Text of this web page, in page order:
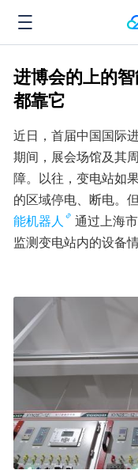
进博会的上的
都靠它
近日，首届中国国际
期间，展会场馆及其
障。以往，变电站如
的区域停电、断电。
能机器人
通过上海
监测变电站内的设备情